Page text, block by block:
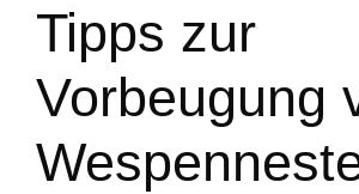
Tipps zur
Vorbeugung